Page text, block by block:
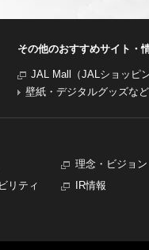
その他のおすすめサイト・
JAL Mall（JALショッピ
壁紙・デジタルグッズなど
理念・ビジョン
リティ
IR情報